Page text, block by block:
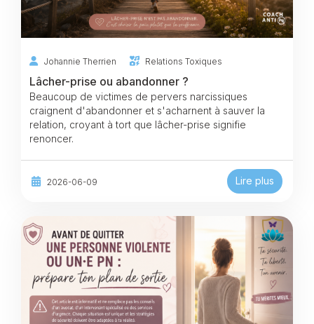
Johannie Therrien Relations Toxiques
Lâcher-prise ou abandonner ?
Beaucoup de victimes de pervers narcissiques
craignent d'abandonner et s'acharnent à sauver la
relation, croyant à tort que lâcher-prise signifie
renoncer.
2026-06-09 Lire plus